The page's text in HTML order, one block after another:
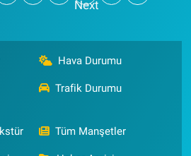
Hava Durumu
Trafik Durumu
Tüm Manşetler